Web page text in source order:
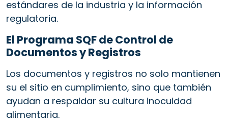
estándares de la industria y la información
regulatoria.
El Programa SQF de Control de
Documentos y Registros
Los documentos y registros no solo mantienen
su el sitio en cumplimiento, sino que también
ayudan a respaldar su cultura inocuidad
alimentaria.